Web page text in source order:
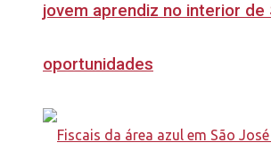
jovem aprendiz no interior de
oportunidades